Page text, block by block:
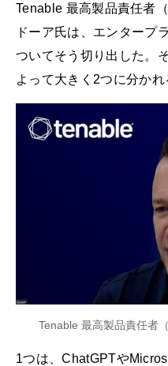
Tenable 最高製品責任者
ドーア氏は、エンタープ
ついてそう切り出した。
よって大きく2つに分かれ
Tenable 最高製品責任者
1つは、ChatGPTや